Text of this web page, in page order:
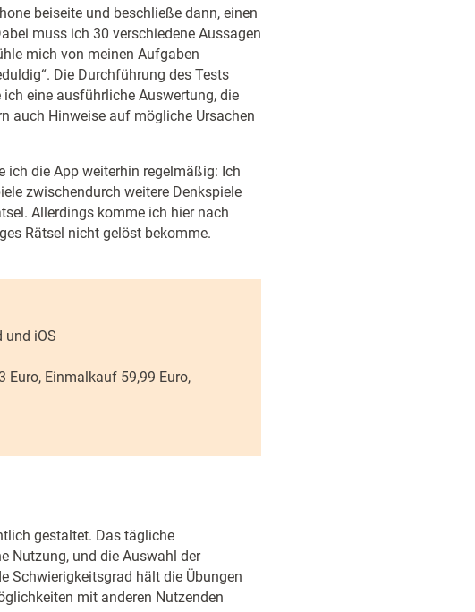
beiseite und beschließe dann, einen
muss ich 30 verschiedene Aussagen
mich von meinen Aufgaben
Die Durchführung des Tests
eine ausführliche Auswertung, die
auch Hinweise auf mögliche Ursachen
ich die App weiterhin regelmäßig: Ich
zwischendurch weitere Denkspiele
Allerdings komme ich hier nach
Rätsel nicht gelöst bekomme.
und iOS
Euro, Einmalkauf 59,99 Euro,
gestaltet. Das tägliche
Nutzung, und die Auswahl der
Schwierigkeitsgrad hält die Übungen
mit anderen Nutzenden